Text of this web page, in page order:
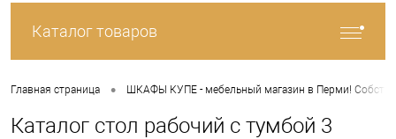
Каталог товаров
Главная страница • ШКАФЫ КУПЕ - мебельный магазин в Перми!
Каталог стол рабочий с тумбой 3